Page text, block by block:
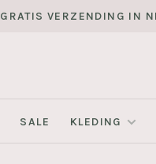
GRATIS VERZENDING IN
SALE KLEDING